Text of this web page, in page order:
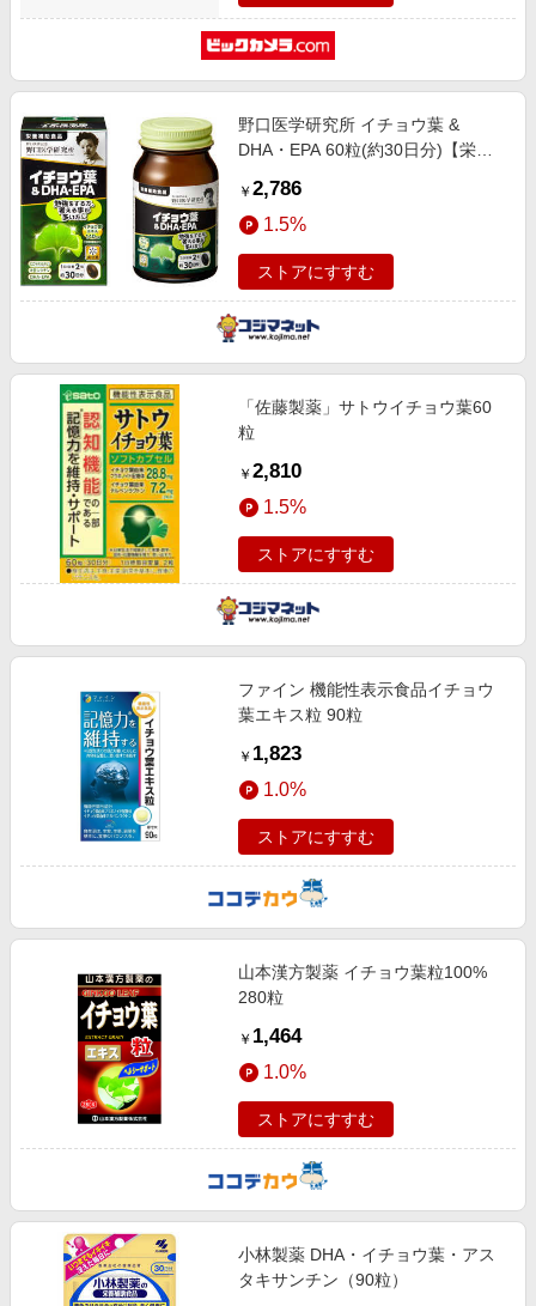
野口医学研究所 イチョウ葉 &
DHA・EPA 60粒(約30日分)【栄養
￥ 2,786
1.5%
ストアにすすむ
「佐藤製薬」サトウイチョウ葉60
粒
￥ 2,810
1.5%
ストアにすすむ
ファイン 機能性表示食品イチョウ
葉エキス粒 90粒
￥ 1,823
1.0%
ストアにすすむ
山本漢方製薬 イチョウ葉粒100%
280粒
￥ 1,464
1.0%
ストアにすすむ
小林製薬 DHA・イチョウ葉・アス
タキサンチン（90粒）